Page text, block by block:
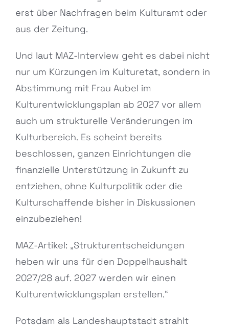
erst über Nachfragen beim Kulturamt oder
aus der Zeitung.
Und laut MAZ-Interview geht es dabei nicht
nur um Kürzungen im Kulturetat, sondern in
Abstimmung mit Frau Aubel im
Kulturentwicklungsplan ab 2027 vor allem
auch um strukturelle Veränderungen im
Kulturbereich. Es scheint bereits
beschlossen, ganzen Einrichtungen die
finanzielle Unterstützung in Zukunft zu
entziehen, ohne Kulturpolitik oder die
Kulturschaffende bisher in Diskussionen
einzubeziehen!
MAZ-Artikel: „Strukturentscheidungen
heben wir uns für den Doppelhaushalt
2027/28 auf. 2027 werden wir einen
Kulturentwicklungsplan erstellen.“
Potsdam als Landeshauptstadt strahlt